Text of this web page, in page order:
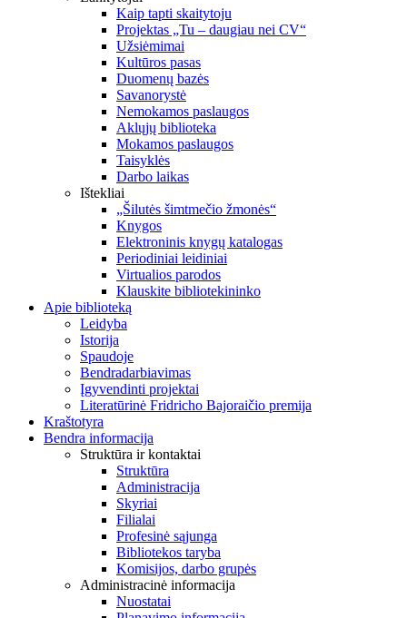
Kaip tapti skaitytoju
Projektas „Tu – daugiau nei CV“
Užsiėmimai
Kultūros pasas
Duomenų bazės
Savanorystė
Nemokamos paslaugos
Aklųjų biblioteka
Mokamos paslaugos
Taisyklės
Darbo laikas
Ištekliai
„Šilutės šimtmečio žmonės“
Knygos
Elektroninis knygų katalogas
Periodiniai leidiniai
Virtualios parodos
Klauskite bibliotekininko
Apie biblioteką
Leidyba
Istorija
Spaudoje
Bendradarbiavimas
Įgyvendinti projektai
Literatūrinė Fridricho Bajoraičio premija
Kraštotyra
Bendra informacija
Struktūra ir kontaktai
Struktūra
Administracija
Skyriai
Filialai
Profesinė sąjunga
Bibliotekos taryba
Komisijos, darbo grupės
Administracinė informacija
Nuostatai